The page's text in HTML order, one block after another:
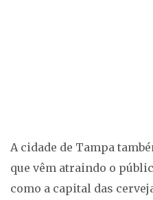
A cidade de Tampa
que vêm atraindo o
como a capital das